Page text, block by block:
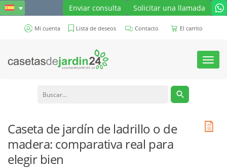
Enviar consulta Solicitar una llamada
Mi cuenta Lista de deseos Contacto El carrito
Toggle
Caseta de jardín de ladrillo o de
madera: comparativa real para
elegir bien